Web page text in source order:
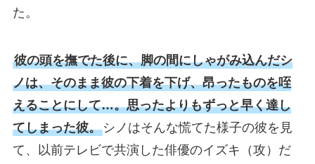
た。
彼の頭を撫でた後に、脚の間にしゃがみ込んだシ
ノは、そのまま彼の下着を下げ、昂ったものを咥
えることにして…。思ったよりもずっと早く達し
てしまった彼。シノはそんな慌てた様子の彼を見
て、以前テレビで共演した俳優のイズキ（攻）だ